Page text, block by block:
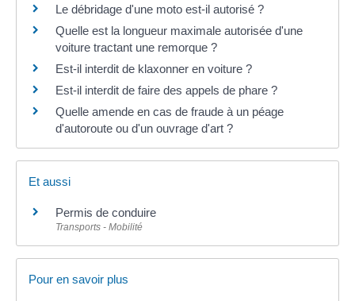
Le débridage d'une moto est-il autorisé ?
Quelle est la longueur maximale autorisée d'une
voiture tractant une remorque ?
Est-il interdit de klaxonner en voiture ?
Est-il interdit de faire des appels de phare ?
Quelle amende en cas de fraude à un péage
d'autoroute ou d'un ouvrage d'art ?
Et aussi
Permis de conduire
Transports - Mobilité
Pour en savoir plus